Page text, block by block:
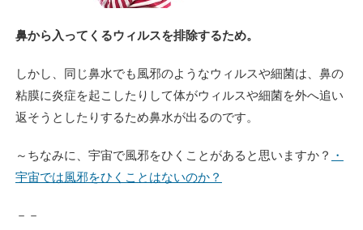
鼻から入ってくるウィルスを排除するため。
しかし、同じ鼻水でも風邪のようなウィルスや細菌は、鼻の
粘膜に炎症を起こしたりして体がウィルスや細菌を外へ追い
返そうとしたりするため鼻水が出るのです。
～ちなみに、宇宙で風邪をひくことがあると思いますか？ ・
宇宙では風邪をひくことはないのか？
－－